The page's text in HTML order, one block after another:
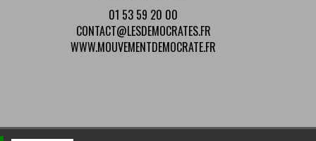
01 53 59 20 00
CONTACT@LESDEMOCRATES.FR
WWW.MOUVEMENTDEMOCRATE.FR